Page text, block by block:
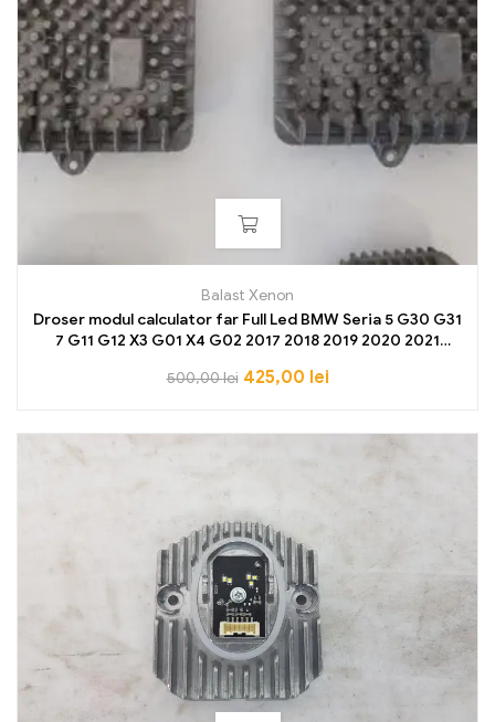
Balast Xenon
Droser modul calculator far Full Led BMW Seria 5 G30 G31
7 G11 G12 X3 G01 X4 G02 2017 2018 2019 2020 2021
500,00lei 425,00 lei